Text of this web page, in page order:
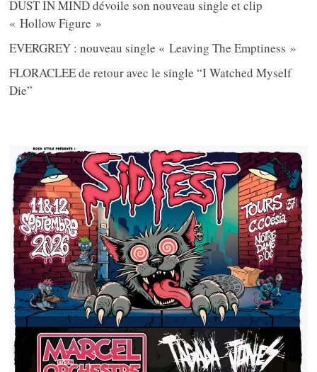
DUST IN MIND dévoile son nouveau single et clip
« Hollow Figure »
EVERGREY : nouveau single « Leaving The Emptiness »
FLORACLEE de retour avec le single “I Watched Myself
Die”